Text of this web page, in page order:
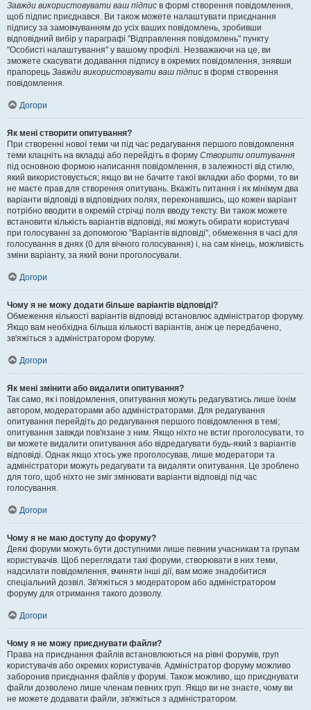
Завжди використовувати ваш підпис в формі створення повідомлення,
щоб підпис приєднався. Ви також можете налаштувати приєднання
підпису за замовчуванням до усіх ваших повідомлень, зробивши
відповідний вибір у параграфі "Відправлення повідомлень" пункту
"Особисті налаштування" у вашому профілі. Незважаючи на це, ви
зможете скасувати додавання підпису в окремих повідомлення, знявши
прапорець Завжди використовувати ваш підпис в формі створення
повідомлення.
Догори
Як мені створити опитування?
При створенні нової теми чи під час редагування першого повідомлення
теми клацніть на вкладці або перейдіть в форму Створити опитування
під основною формою написання повідомлення, в залежності від стилю,
який використовується; якщо ви не бачите такої вкладки або форми, то ви
не маєте прав для створення опитувань. Вкажіть питання і як мінімум два
варіанти відповіді в відповідних полях, переконавшись, що кожен варіант
потрібно вводити в окремій стрічці поля вводу тексту. Ви також можете
встановити кількість варіантів відповіді, які можуть обирати користувачі
при голосуванні за допомогою "Варіантів відповіді", обмеження в часі для
голосування в днях (0 для вічного голосування) і, на сам кінець, можливість
зміни варіанту, за який вони проголосували.
Догори
Чому я не можу додати більше варіантів відповіді?
Обмеження кількості варіантів відповіді встановлює адміністратор форуму.
Якщо вам необхідна більша кількості варіантів, аніж це передбачено,
зв'яжіться з адміністратором форуму.
Догори
Як мені змінити або видалити опитування?
Так само, як і повідомлення, опитування можуть редагуватись лише їхнім
автором, модераторами або адміністраторами. Для редагування
опитування перейдіть до редагування першого повідомлення в темі;
опитування завжди пов'язане з ним. Якщо ніхто не встиг проголосувати, то
ви можете видалити опитування або відредагувати будь-який з варіантів
відповіді. Однак якщо хтось уже проголосував, лише модератори та
адміністратори можуть редагувати та видаляти опитування. Це зроблено
для того, щоб ніхто не зміг змінювати варіанти відповіді під час
голосування.
Догори
Чому я не маю доступу до форуму?
Деякі форуми можуть бути доступними лише певним учасникам та групам
користувачів. Щоб переглядати такі форуми, створювати в них теми,
надсилати повідомлення, вчиняти інші дії, вам може знадобитися
спеціальний дозвіл. Зв'яжіться з модератором або адміністратором
форуму для отримання такого дозволу.
Догори
Чому я не можу приєднувати файли?
Права на приєднання файлів встановлюються на рівні форумів, груп
користувачів або окремих користувачів. Адміністратор форуму можливо
заборонив приєднання файлів у форумі. Також можливо, що приєднувати
файли дозволено лише членам певних груп. Якщо ви не знаєте, чому ви
не можете додавати файли, зв'яжіться з адміністратором.